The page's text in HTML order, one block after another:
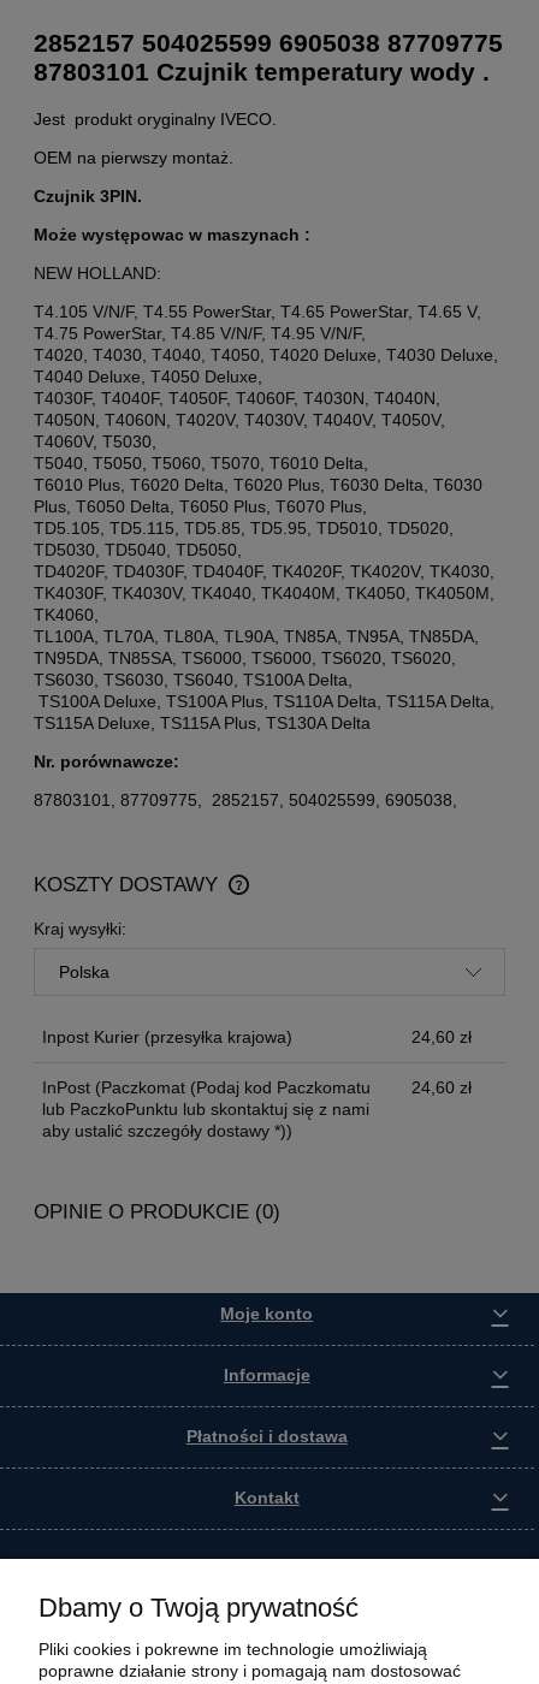
2852157 504025599 6905038 87709775
87803101 Czujnik temperatury wody .
Jest produkt oryginalny IVECO.
OEM na pierwszy montaż.
Czujnik 3PIN.
Może występowac w maszynach :
NEW HOLLAND:
T4.105 V/N/F, T4.55 PowerStar, T4.65 PowerStar, T4.65 V,
T4.75 PowerStar, T4.85 V/N/F, T4.95 V/N/F,
T4020, T4030, T4040, T4050, T4020 Deluxe, T4030 Deluxe,
T4040 Deluxe, T4050 Deluxe,
T4030F, T4040F, T4050F, T4060F, T4030N, T4040N,
T4050N, T4060N, T4020V, T4030V, T4040V, T4050V,
T4060V, T5030,
T5040, T5050, T5060, T5070, T6010 Delta,
T6010 Plus, T6020 Delta, T6020 Plus, T6030 Delta, T6030
Plus, T6050 Delta, T6050 Plus, T6070 Plus,
TD5.105, TD5.115, TD5.85, TD5.95, TD5010, TD5020,
TD5030, TD5040, TD5050,
TD4020F, TD4030F, TD4040F, TK4020F, TK4020V, TK4030,
TK4030F, TK4030V, TK4040, TK4040M, TK4050, TK4050M,
TK4060,
TL100A, TL70A, TL80A, TL90A, TN85A, TN95A, TN85DA,
TN95DA, TN85SA, TS6000, TS6000, TS6020, TS6020,
TS6030, TS6030, TS6040, TS100A Delta,
TS100A Deluxe, TS100A Plus, TS110A Delta, TS115A Delta,
TS115A Deluxe, TS115A Plus, TS130A Delta
Nr. porównawcze:
87803101, 87709775, 2852157, 504025599, 6905038,
KOSZTY DOSTAWY
CENA NIE ZAWIERA EWENTUALNYCH KOSZTÓW
PŁATNOŚCI
Kraj wysyłki:
Inpost Kurier (przesyłka krajowa) 24,60 zł
InPost (Paczkomat (Podaj kod Paczkomatu
lub PaczkoPunktu lub skontaktuj się z nami
aby ustalić szczegóły dostawy *))
24,60 zł
OPINIE O PRODUKCIE (0)
Moje konto
Informacje
Płatności i dostawa
Kontakt
Dbamy o Twoją prywatność
Pliki cookies i pokrewne im technologie umożliwiają
poprawne działanie strony i pomagają nam dostosować